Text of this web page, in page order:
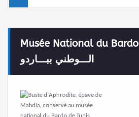
Musée National du Bardo المــــتحف
الـــوطني ببـــاردو